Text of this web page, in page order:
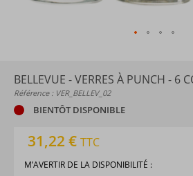
BELLEVUE - VERRES À PUNCH - 6
Référence : VER_BELLEV_02
BIENTÔT DISPONIBLE
31,22 € TTC
M’AVERTIR DE LA DISPONIBILITÉ :